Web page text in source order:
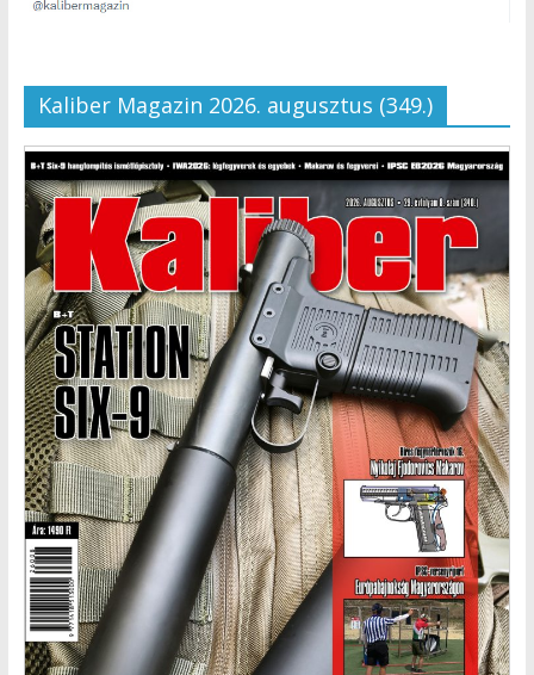
Kaliber Magazin 2026. augusztus (349.)